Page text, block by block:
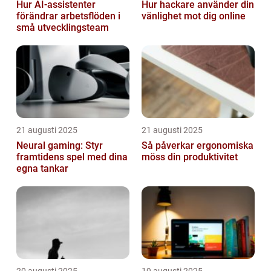
Hur AI-assistenter
förändrar arbetsflöden i
små utvecklingsteam
Hur hackare använder din
vänlighet mot dig online
21 augusti 2025
Neural gaming: Styr
framtidens spel med dina
egna tankar
21 augusti 2025
Så påverkar ergonomiska
möss din produktivitet